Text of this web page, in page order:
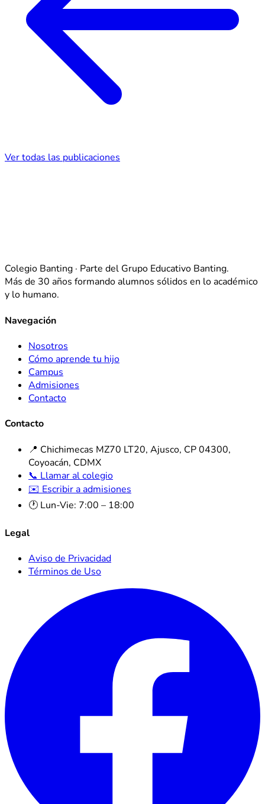
Ver todas las publicaciones
Colegio Banting · Parte del Grupo Educativo Banting.
Más de 30 años formando alumnos sólidos en lo académico
y lo humano.
Navegación
Nosotros
Cómo aprende tu hijo
Campus
Admisiones
Contacto
Contacto
📍 Chichimecas MZ70 LT20, Ajusco, CP 04300,
Coyoacán, CDMX
📞 Llamar al colegio
✉️ Escribir a admisiones
🕐 Lun-Vie: 7:00 – 18:00
Legal
Aviso de Privacidad
Términos de Uso